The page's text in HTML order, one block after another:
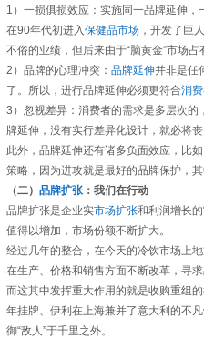
1）一损俱损效应：实施同一品牌延伸，
在90年代初进入保健品市场 ，开发了巨
不俗的业绩，但后来由于“脑黄金”市场
2）品牌的心理冲突： 品牌延伸并非是任
了。所以，进行品牌延伸必须更符合消
3）忽视差异：消费者的需求是多层次的
牌延伸，没有实行差异化设计，就必将
此外，品牌延伸还有诸多负面效应，比
策略，因为进攻就是最好的品牌保护，
（二） 品牌扩张：我们在行动
品牌扩张是企业实市场扩张和利润增长
值得以增加，市场份额不断扩大。
经过几年的整合，在今天的冷饮市场上
在生产、价格和销售方面不断改革，寻
而这其中发挥重大作用的就是收购重组
年挂牌、伊利在上海兼并了意大利的不
御“敌人”于千里之外。